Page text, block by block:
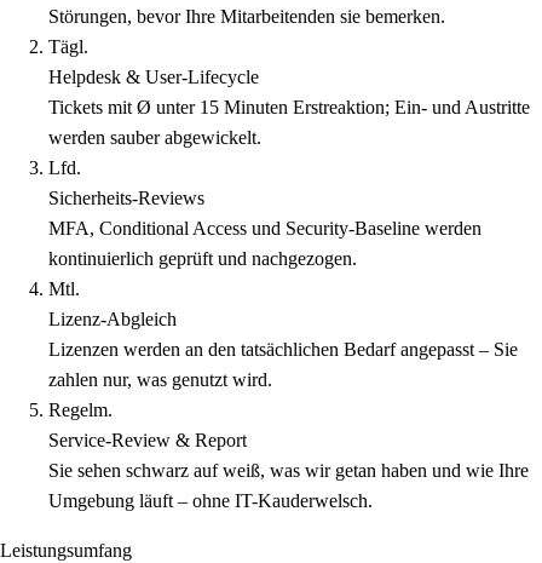
Störungen, bevor Ihre Mitarbeitenden sie bemerken.
Tägl.
Helpdesk & User-Lifecycle
Tickets mit Ø unter 15 Minuten Erstreaktion; Ein- und Austritte
werden sauber abgewickelt.
Lfd.
Sicherheits-Reviews
MFA, Conditional Access und Security-Baseline werden
kontinuierlich geprüft und nachgezogen.
Mtl.
Lizenz-Abgleich
Lizenzen werden an den tatsächlichen Bedarf angepasst – Sie
zahlen nur, was genutzt wird.
Regelm.
Service-Review & Report
Sie sehen schwarz auf weiß, was wir getan haben und wie Ihre
Umgebung läuft – ohne IT-Kauderwelsch.
Leistungsumfang